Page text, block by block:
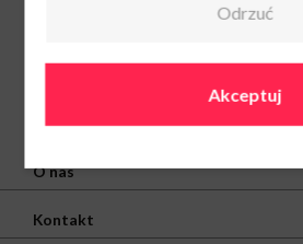
O nas
Kontakt
Odrzuć
Akceptuj